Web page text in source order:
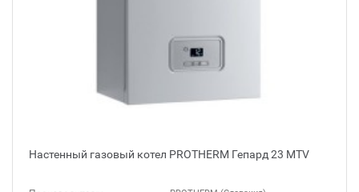
Настенный газовый котел PROTHERM Гепард 23 MTV